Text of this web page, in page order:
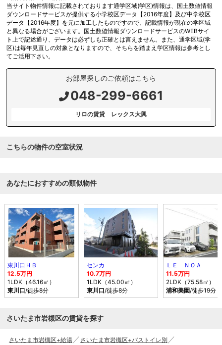
当サイト物件情報に記載されております通学区域(学区)情報は、国土数値情報
ダウンロードサービスが提供する小学校区データ【2016年度】及び中学校区
データ【2016年度】を元に加工したものですので、記載情報が現在の学区域
と異なる場合がございます。国土数値情報ダウンロードサービスのWEBサイ
ト上で記述通り、データは必ずしも正確とは言えません。また、通学区域(学
区)は毎年見直しの対象となりますので、そちらを踏まえ学区情報は参考とし
てご活用下さい。
お部屋探しのご依頼はこちら
048-299-6661
リロの賃貸 レックス大興
こちらの物件の空室状況
あなたにおすすめの類似物件
東川口ＨＢ
12.5万円
1LDK（46.16㎡）
東川口/徒歩8分
センカ
10.7万円
1LDK（45.00㎡）
東川口/徒歩8分
ＬＥ ＮＯＡ
11.5万円
2LDK（75.58㎡）
浦和美園/徒歩19分
さいたま市岩槻区の賃貸を探す
さいたま市岩槻区+給湯
さいたま市岩槻区+バストイレ別